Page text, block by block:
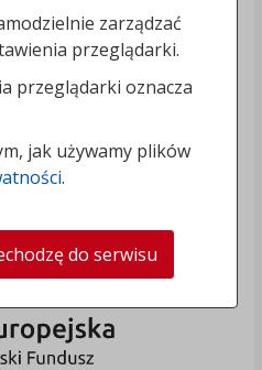
zarządzać
przeglądarki.
przeglądarki oznacza
jak używamy plików
.
do serwisu